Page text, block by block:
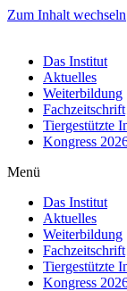
Zum Inhalt wechseln
Das Institut
Aktuelles
Weiterbildung
Fachzeitschrift
Tiergestützte
Kongress
Menü
Das Institut
Aktuelles
Weiterbildung
Fachzeitschrift
Tiergestützte
Kongress